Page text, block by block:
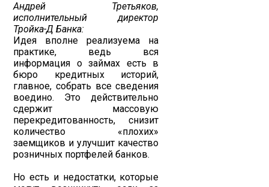
Андрей Третьяков,
исполнительный директор
Тройка-Д Банка:
Идея вполне реализуема на
практике, ведь вся
информация о займах есть в
бюро кредитных историй,
главное, собрать все сведения
воедино. Это действительно
сдержит массовую
перекредитованность, снизит
количество «плохих»
заемщиков и улучшит качество
розничных портфелей банков.
Но есть и недостатки, которые